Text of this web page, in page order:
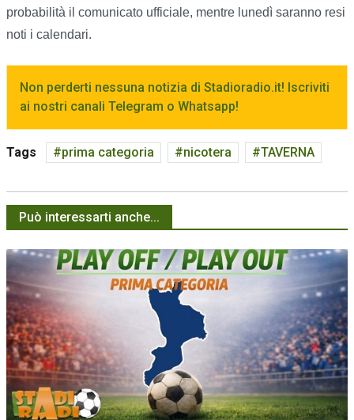
probabilità il comunicato ufficiale, mentre lunedì saranno resi
noti i calendari.
Non perderti nessuna notizia di Stadioradio.it! Iscriviti
ai nostri canali Telegram o Whatsapp!
Tags prima categoria nicotera TAVERNA
Può interessarti anche...